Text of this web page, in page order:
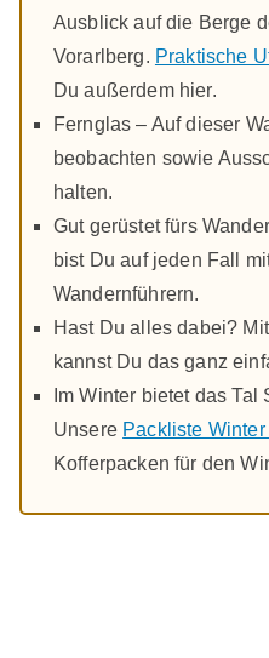
Ausblick auf die Berge
Vorarlberg. Praktische
Du außerdem hier.
Fernglas – Auf dieser
beobachten sowie
halten.
Gut gerüstet fürs
bist Du auf jeden Fall
Wandernführern.
Hast Du alles dabei?
kannst Du das ganz
Im Winter bietet das
Unsere Packliste
Kofferpacken für den